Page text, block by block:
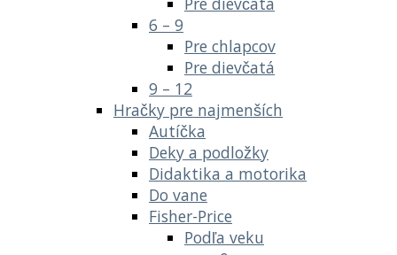
6 – 9
Pre chlapcov
Pre dievčatá
9 – 12
Hračky pre najmenších
Autíčka
Deky a podložky
Didaktika a motorika
Do vane
Fisher-Price
Podľa veku